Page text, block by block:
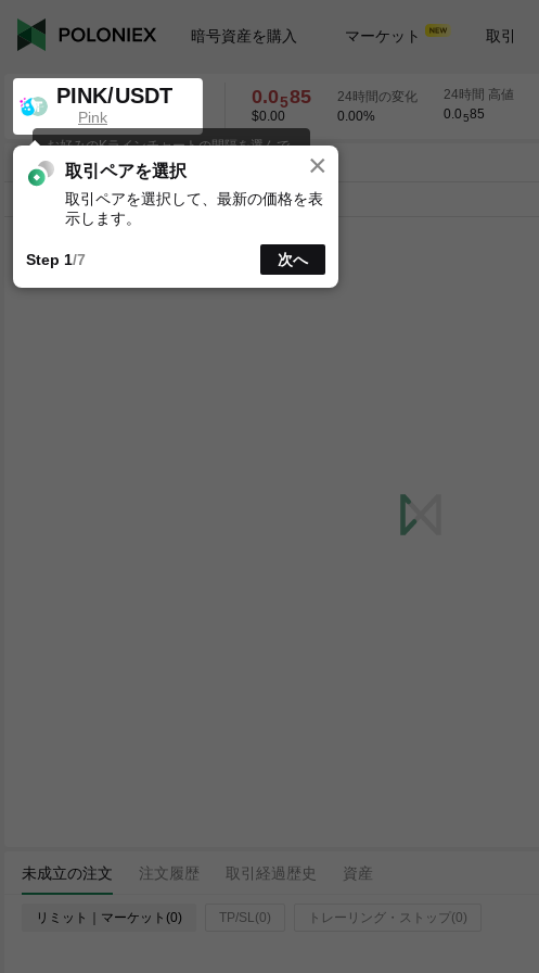
暗号資産を購入 マーケット 取引
PINK/USDT
Pink
0.0585
$0.00
24時間の変化
0.00%
24時間 高値
0.0585
PINK/USDT 0.00% 0.0585
15分 1時4時1日1週
未成立の注文 注文履歴 取引経過歴史 資産
リミット｜マーケット(0) TP/SL(0) トレーリング・ストップ(0)
お好みのKラインチャートの間隔を選んで
ください。
×
取引ペアを選択
取引ペアを選択して、最新の価格を表
示します。
Step 1/7 次へ